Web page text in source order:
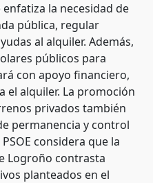
la necesidad de
pública, regular
al alquiler. Además,
públicos para
con apoyo financiero,
el alquiler. La promoción
privados también
permanencia y control
considera que la
Logroño contrasta
planteados en el